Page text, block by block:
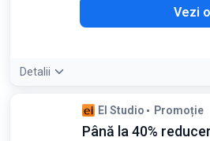
Vezi
Detalii
Detaliile ofertei:Adaugă mai multe
atinge pragul de transport gratuit și a
El Studio Promoție
Până la 40%